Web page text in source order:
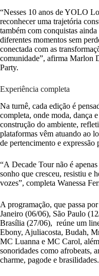
“Nesses 10 anos de YOLO
reconhecer uma trajetória
também com conquistas
diferentes momentos sem
conectada com as
comunidade”, afirma
Party.
Experiência completa
Na turnê, cada edição é
completa, onde moda, dança
construção do ambiente,
plataformas vêm atuando ao
de pertencimento e expressão
“A Decade Tour não é
sonho que cresceu, resistiu e
vozes”, completa Wanessa
A programação, que passa
Janeiro (06/06), São Paulo
Brasília (27/06), reúne um
Ebony, Ajuliacosta, Budah,
MC Luanna e MC Carol,
sonoridades como afrobeats,
charme, pagode e brasilidades.